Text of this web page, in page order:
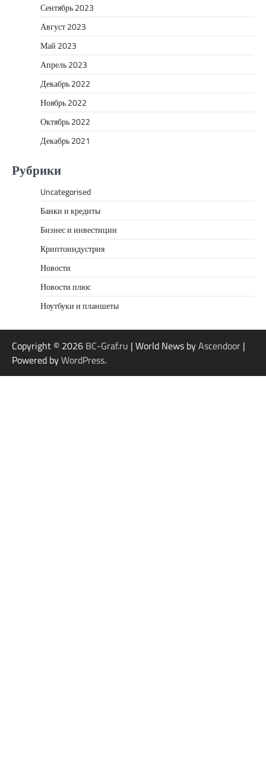
Сентябрь 2023
Август 2023
Май 2023
Апрель 2023
Декабрь 2022
Ноябрь 2022
Октябрь 2022
Декабрь 2021
Рубрики
Uncategorised
Банки и кредиты
Бизнес и инвестиции
Криптоиндустрия
Новости
Новости плюс
Ноутбуки и планшеты
Copyright © 2026 BC-Graf.ru | World News byAscendoor |
Powered byWordPress.